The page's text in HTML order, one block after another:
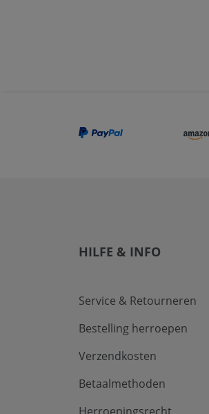
HILFE & INFO
Service & Retourneren
Bestelling herroepen
Verzendkosten
Betaalmethoden